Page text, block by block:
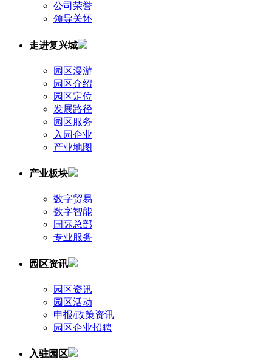
公司荣誉
领导关怀
走进复兴城
园区漫游
园区介绍
园区定位
发展路径
园区服务
入园企业
产业地图
产业板块
数字贸易
数字智能
国际总部
专业服务
园区资讯
园区资讯
园区活动
申报/政策资讯
园区企业招聘
入驻园区